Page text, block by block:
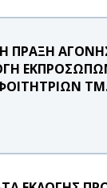
ΠΡΑΞΗ
ΤΜ.